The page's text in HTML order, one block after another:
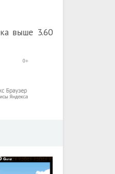
выше 3.60